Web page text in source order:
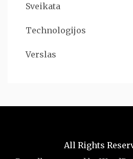
Sveikata
Technologijos
Verslas
All Rights